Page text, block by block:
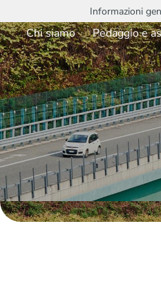
Informazioni
Chi siamo Pedaggio e